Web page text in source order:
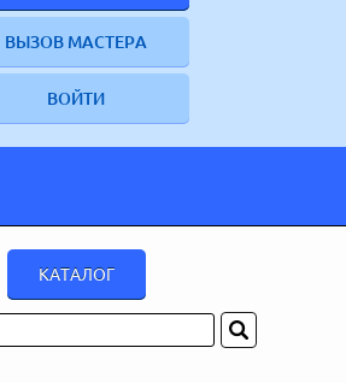
ВЫЗОВ МАСТЕРА
ВОЙТИ